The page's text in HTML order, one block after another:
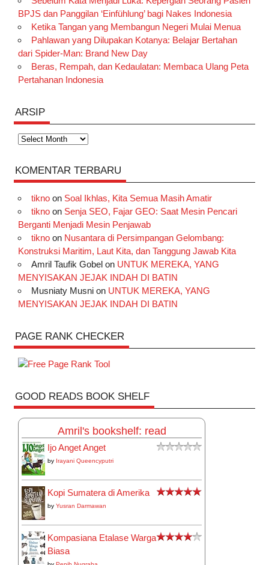
BPJS dan Panggilan ‘Einfühlung’ bagi Nakes Indonesia
Ketika Tangan yang Membangun Negeri Mulai Menua
Pahlawan yang Dilupakan Kotanya: Belajar Bertahan
dari Spider-Man: Brand New Day
Beras, Rempah, dan Kedaulatan: Membaca Ulang Peta
Pertahanan Indonesia
ARSIP
Arsip
KOMENTAR TERBARU
tiknoon Soal Ikhlas, Kita Semua Masih Amatir
tiknoon Senja SEO, Fajar GEO: Saat Mesin Pencari
Berganti Menjadi Mesin Penjawab
tiknoon Nusantara di Persimpangan Gelombang:
Konstruksi Maritim, Laut Kita, dan Tanggung Jawab Kita
Amril Taufik Gobelon UNTUK MEREKA, YANG
MENYISAKAN JEJAK INDAH DI BATIN
Musniaty Musnion UNTUK MEREKA, YANG
MENYISAKAN JEJAK INDAH DI BATIN
PAGE RANK CHECKER
GOOD READS BOOK SHELF
Amril's bookshelf: read
Ijo Anget Anget
by Irayani Queencyputri
Kopi Sumatera di Amerika
byYusran Darmawan
Kompasiana Etalase Warga
Biasa